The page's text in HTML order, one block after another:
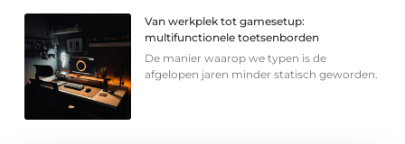
Van werkplek tot gamesetup:
multifunctionele toetsenborden
De manier waarop we typen is de
afgelopen jaren minder statisch geworden.